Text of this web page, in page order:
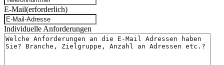
E-Mail(erforderlich)
Individuelle Anforderungen